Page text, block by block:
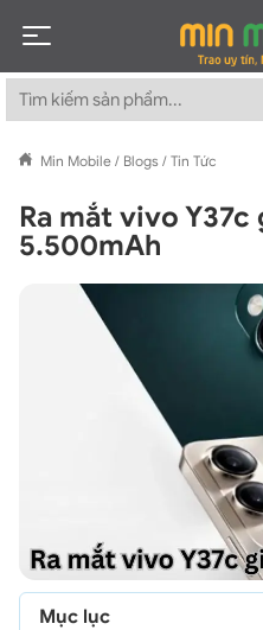
Min Mobile / Blogs / Tin Tức
Ra mắt vivo Y37c
5.500mAh
Mục lục